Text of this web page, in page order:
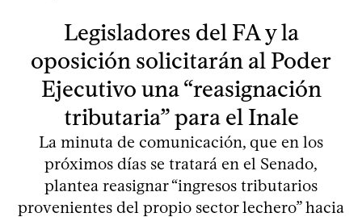
Legisladores del FA y la
oposición solicitarán al Poder
Ejecutivo una “reasignación
tributaria” para el Inale
La minuta de comunicación, que en los
próximos días se tratará en el Senado,
plantea reasignar “ingresos tributarios
provenientes del propio sector lechero” hacia